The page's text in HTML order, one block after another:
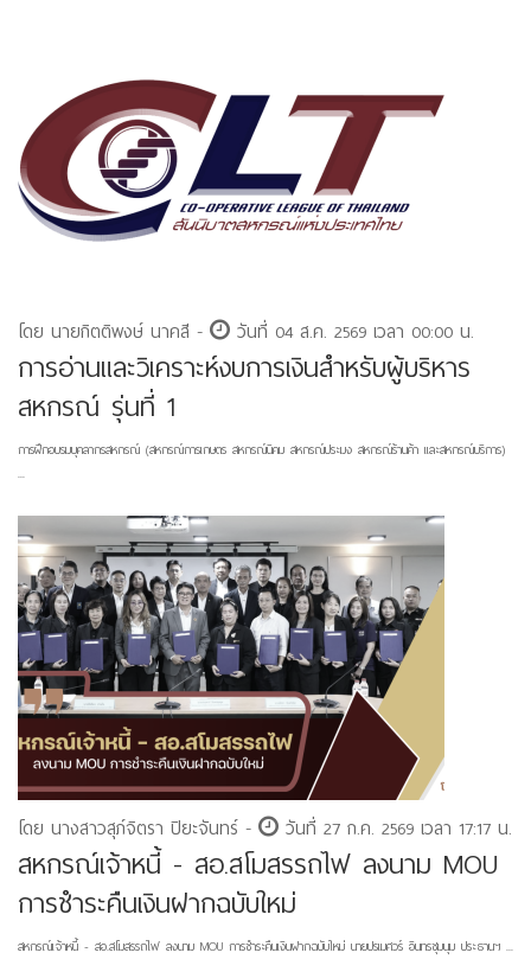
โดย นายกิตติพงษ์ นาคสี - วันที่ 04 ส.ค. 2569 เวลา 00:00 น.
การอ่านและวิเคราะห์งบการเงินสำหรับผู้บริหาร
สหกรณ์ รุ่นที่ 1
การฝึกอบรมบุคลากรสหกรณ์ (สหกรณ์การเกษตร สหกรณ์นิคม สหกรณ์ประมง สหกรณ์ร้านค้า และสหกรณ์บริการ)
...
โดย นางสาวสุภ์จิตรา ปิยะจันทร์ - วันที่ 27 ก.ค. 2569 เวลา 17:17 น.
สหกรณ์เจ้าหนี้ - สอ.สโมสรรถไฟ ลงนาม MOU
การชำระคืนเงินฝากฉบับใหม่
สหกรณ์เจ้าหนี้ - สอ.สโมสรรถไฟ ลงนาม MOU การชำระคืนเงินฝากฉบับใหม่ นายปรเมศวร์ อินทรชุมนุม ประธานฯ ...